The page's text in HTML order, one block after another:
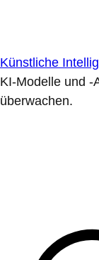
Künstliche
KI-Modelle und -
überwachen.